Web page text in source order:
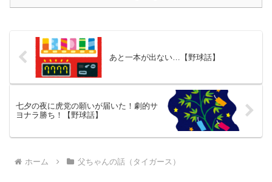
あと一本が出ない…【野球話】
七夕の夜に虎党の願いが届いた！劇的サ
ヨナラ勝ち！【野球話】
ホーム 父ちゃんの話（タイガース）